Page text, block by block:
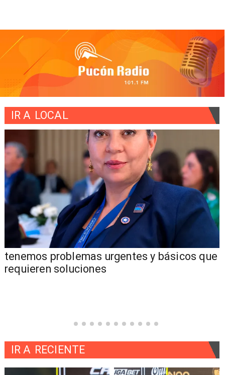
IR A LOCAL
tenemos problemas urgentes y básicos que
requieren soluciones
IR A RECIENTE